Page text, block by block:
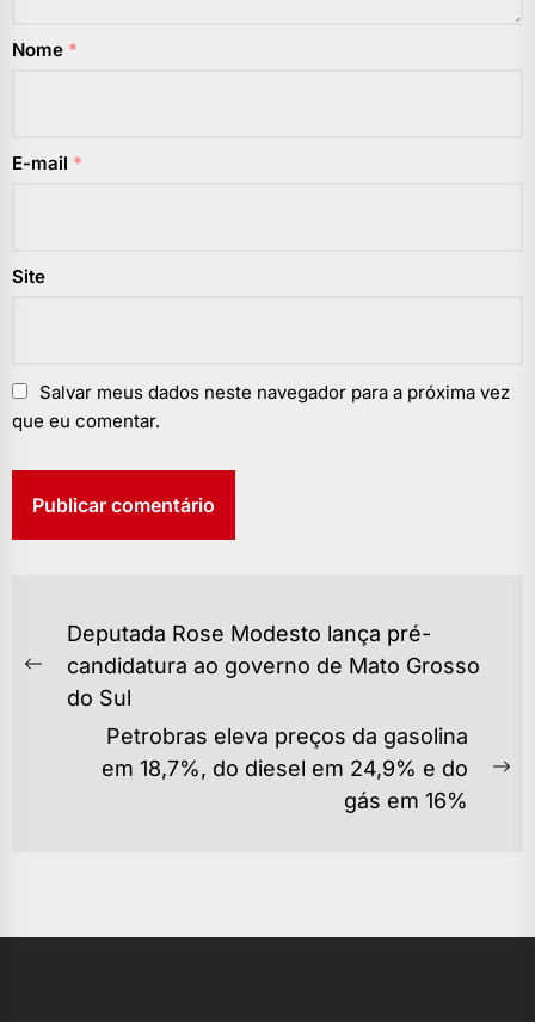
Nome *
E-mail *
Site
Salvar meus dados neste navegador para a próxima vez
que eu comentar.
NAVEGAÇÃO
DE
POST
Previous
post:
Deputada Rose Modesto lança pré-
candidatura ao governo de Mato Grosso
do Sul
Petrobras eleva preços da gasolina
em 18,7%, do diesel em 24,9% e do
gás em 16%